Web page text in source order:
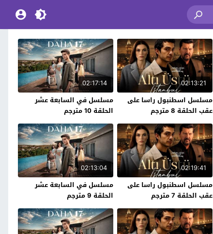
02:13:21
مسلسل اسطنبول راسا على
عقب الحلقة 8 مترجم
02:17:14
مسلسل في السابعة عشر
الحلقة 10 مترجم
02:19:41
مسلسل اسطنبول راسا على
عقب الحلقة 7 مترجم
02:13:04
مسلسل في السابعة عشر
الحلقة 9 مترجم